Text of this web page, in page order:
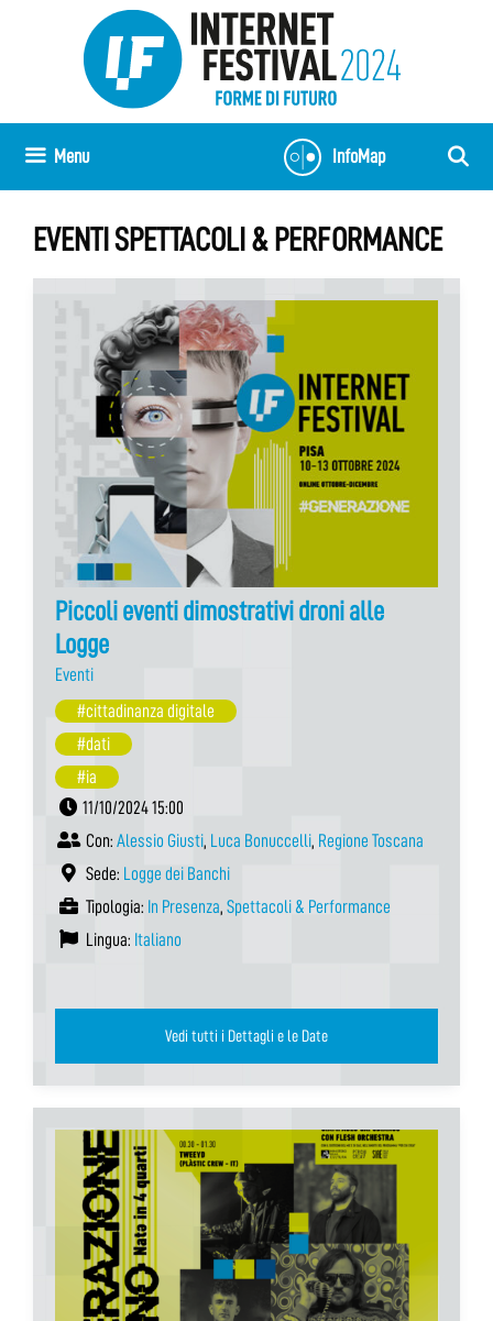
InfoMap
Menu
EVENTI SPETTACOLI & PERFORMANCE
Piccoli eventi dimostrativi droni alle
Logge
Eventi
#cittadinanza digitale
#dati
#ia
11/10/2024 15:00
Con: Alessio Giusti, Luca Bonuccelli, Regione Toscana
Sede: Logge dei Banchi
Tipologia: In Presenza, Spettacoli & Performance
Lingua: Italiano
Vedi tutti i Dettagli e le Date